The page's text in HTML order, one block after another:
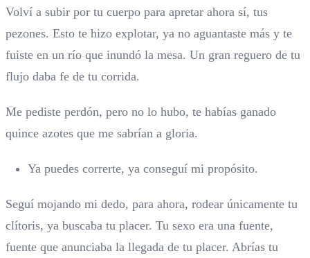
Volví a subir por tu cuerpo para apretar ahora sí, tus
pezones. Esto te hizo explotar, ya no aguantaste más y te
fuiste en un río que inundó la mesa. Un gran reguero de tu
flujo daba fe de tu corrida.
Me pediste perdón, pero no lo hubo, te habías ganado
quince azotes que me sabrían a gloria.
Ya puedes correrte, ya conseguí mi propósito.
Seguí mojando mi dedo, para ahora, rodear únicamente tu
clítoris, ya buscaba tu placer. Tu sexo era una fuente,
fuente que anunciaba la llegada de tu placer. Abrías tu